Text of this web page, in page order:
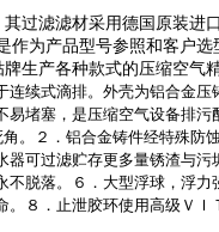
过滤滤材采用德国原装进口
作为产品型号参照和客户
生产各种款式的压缩空气
续式滴排。外壳为铝合金
堵塞，是压缩空气设备排
。２．铝合金铸件经特殊防
可过滤贮存更多量锈渣与
脱落。６．大型浮球，浮
８．止泄胶环使用高级Ｖ